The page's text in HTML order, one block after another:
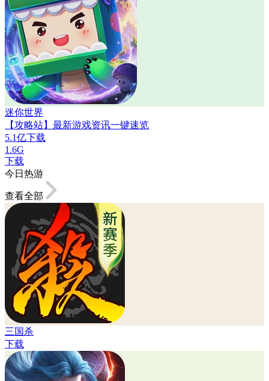
迷你世界
【攻略站】最新游戏资讯一键速览
5.1亿下载
1.6G
下载
今日热游
查看全部
三国杀
下载